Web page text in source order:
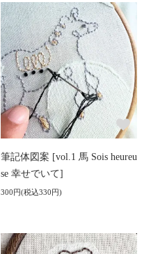
筆記体図案 [vol.1 馬 Sois heureu
se 幸せでいて]
300円(税込330円)